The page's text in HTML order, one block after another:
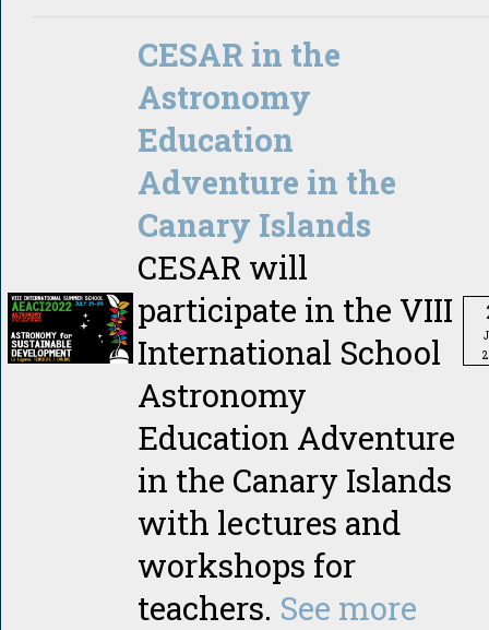
CESAR in the
Astronomy
Education
Adventure in the
Canary Islands
CESAR will
participate in the VIII
International School
Astronomy
Education Adventure
in the Canary Islands
with lectures and
workshops for
teachers. See more